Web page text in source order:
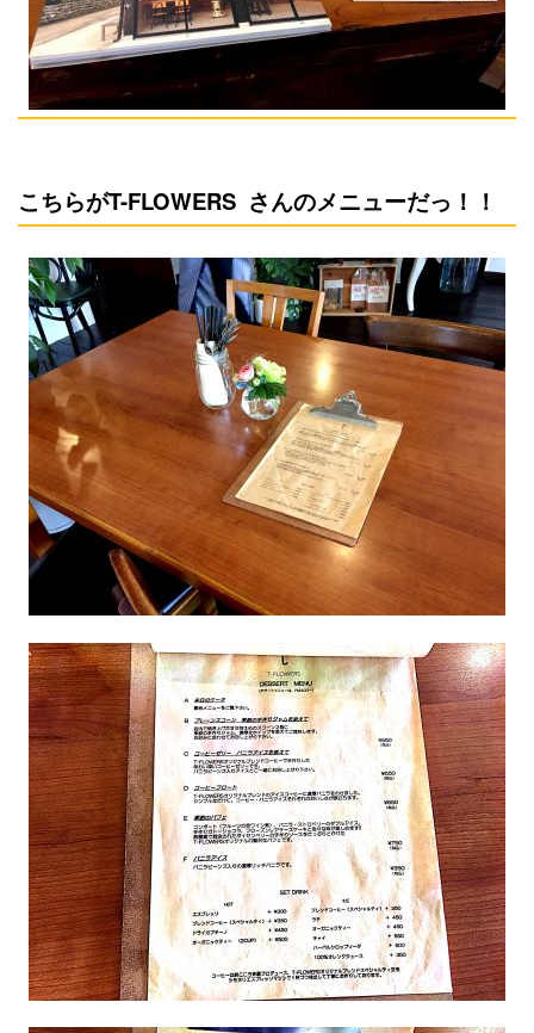
こちらがT-FLOWERS さんのメニューだっ！！